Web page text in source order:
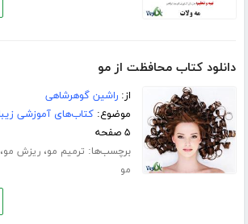
دانلود کتاب محافظت از مو
از:راشین گوهرشاهی
موضوع:کتاب‌های آموزشی
۵ صفحه
برچسب‌ها: ترمیم مو،ریزش مو
مو